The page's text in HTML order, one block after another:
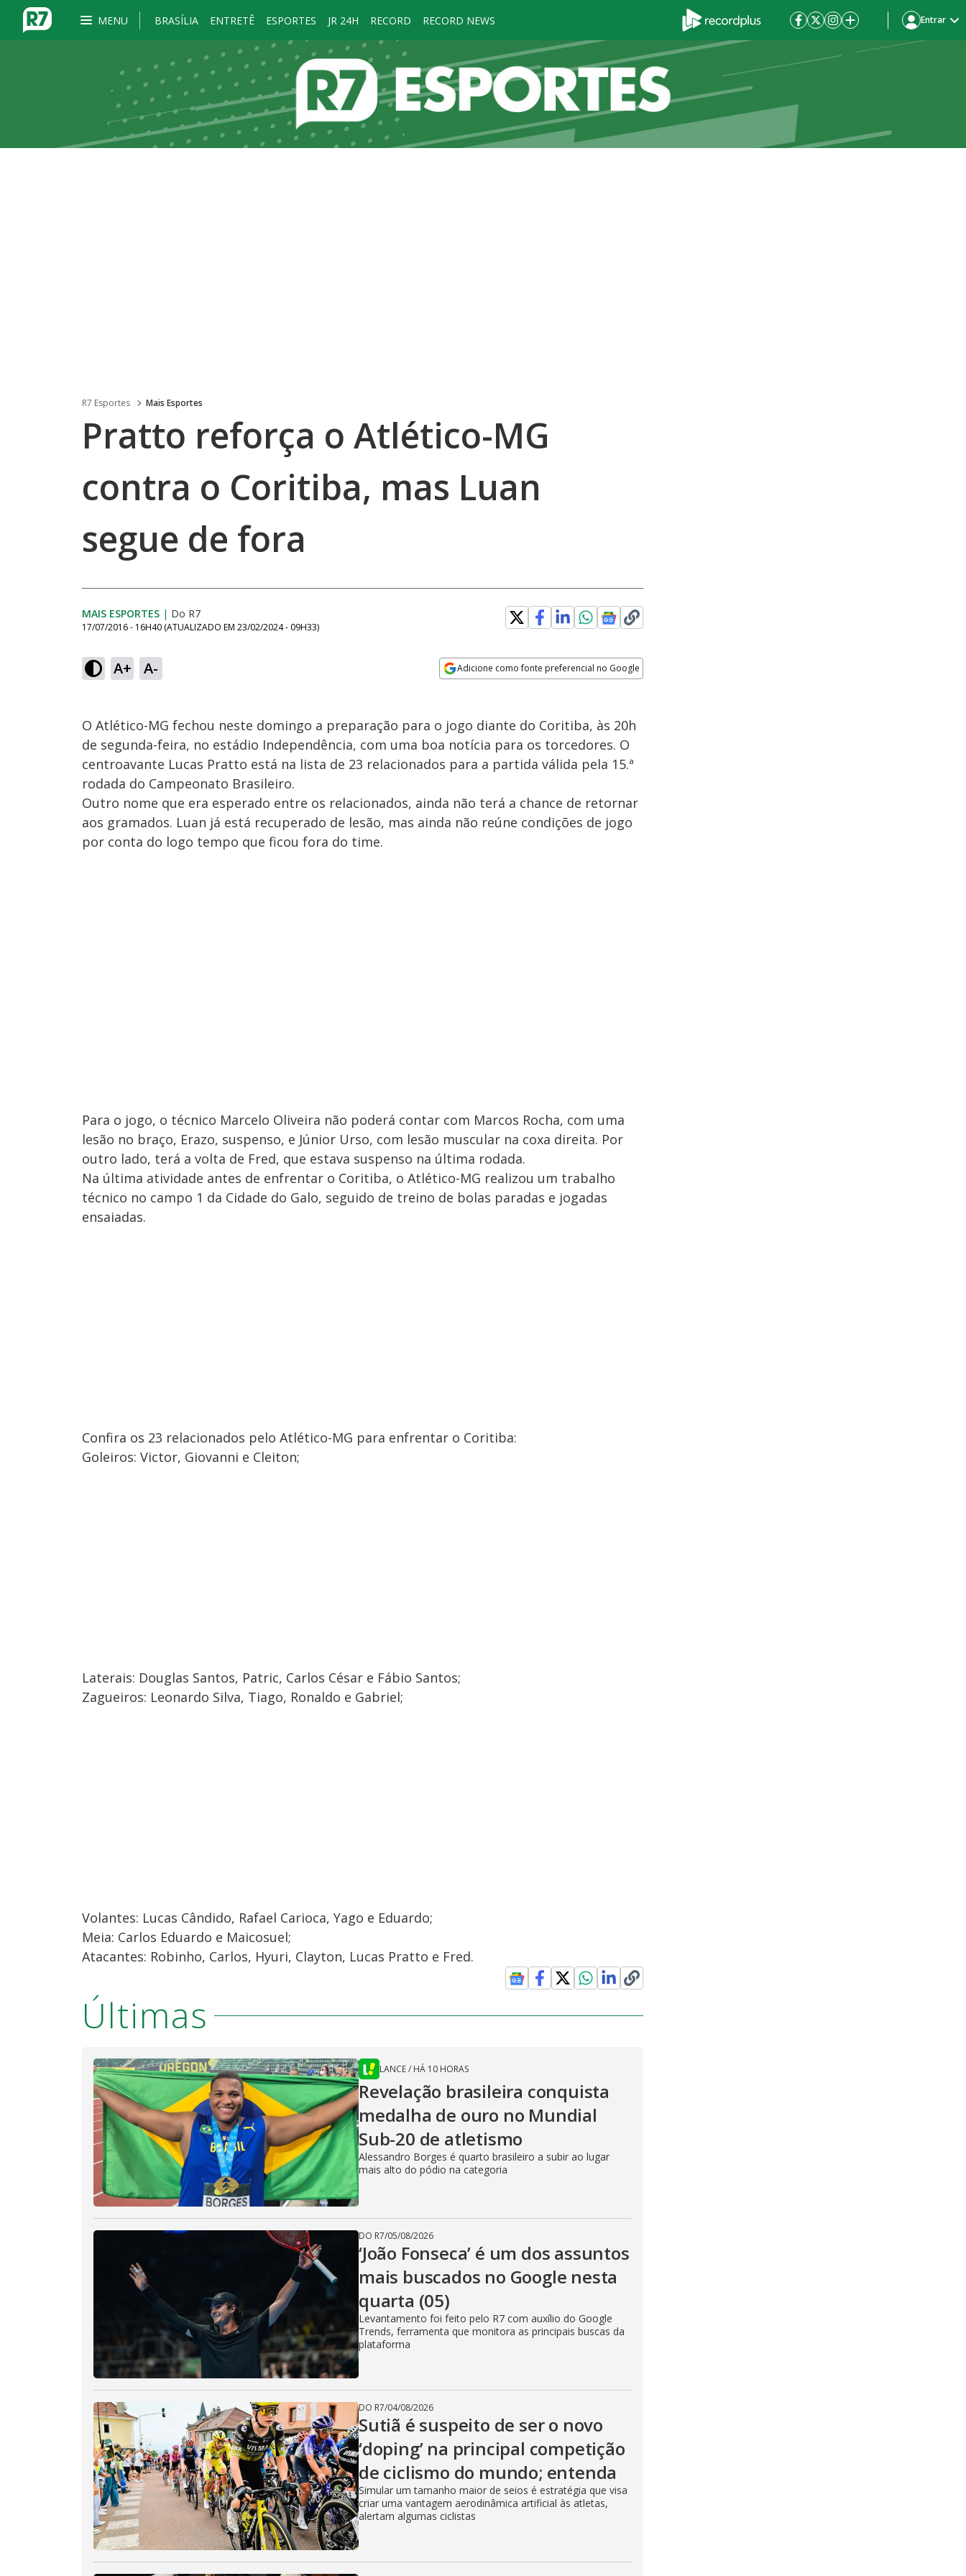
MENU BRASÍLIA ENTRETÊ ESPORTES JR 24H RECORD RECORD NEWS Entrar
R7 Esportes Mais Esportes
Pratto reforça o Atlético-MG
contra o Coritiba, mas Luan
segue de fora
MAIS ESPORTES | Do R7
17/07/2016 - 16H40 (ATUALIZADO EM 23/02/2024 - 09H33)
A+ A- Adicione como fonte preferencial no Google
O Atlético-MG fechou neste domingo a preparação para o jogo diante do Coritiba, às 20h
de segunda-feira, no estádio Independência, com uma boa notícia para os torcedores. O
centroavante Lucas Pratto está na lista de 23 relacionados para a partida válida pela 15.ª
rodada do Campeonato Brasileiro.
Outro nome que era esperado entre os relacionados, ainda não terá a chance de retornar
aos gramados. Luan já está recuperado de lesão, mas ainda não reúne condições de jogo
por conta do logo tempo que ficou fora do time.
Para o jogo, o técnico Marcelo Oliveira não poderá contar com Marcos Rocha, com uma
lesão no braço, Erazo, suspenso, e Júnior Urso, com lesão muscular na coxa direita. Por
outro lado, terá a volta de Fred, que estava suspenso na última rodada.
Na última atividade antes de enfrentar o Coritiba, o Atlético-MG realizou um trabalho
técnico no campo 1 da Cidade do Galo, seguido de treino de bolas paradas e jogadas
ensaiadas.
Confira os 23 relacionados pelo Atlético-MG para enfrentar o Coritiba:
Goleiros: Victor, Giovanni e Cleiton;
Laterais: Douglas Santos, Patric, Carlos César e Fábio Santos;
Zagueiros: Leonardo Silva, Tiago, Ronaldo e Gabriel;
Volantes: Lucas Cândido, Rafael Carioca, Yago e Eduardo;
Meia: Carlos Eduardo e Maicosuel;
Atacantes: Robinho, Carlos, Hyuri, Clayton, Lucas Pratto e Fred.
Últimas
LANCE/ HÁ 10 HORAS
Revelação brasileira conquista
medalha de ouro no Mundial
Sub-20 de atletismo
Alessandro Borges é quarto brasileiro a subir ao lugar
mais alto do pódio na categoria
DO R7/05/08/2026
‘João Fonseca’ é um dos assuntos
mais buscados no Google nesta
quarta (05)
Levantamento foi feito pelo R7 com auxílio do Google
Trends, ferramenta que monitora as principais buscas da
plataforma
DO R7/04/08/2026
Sutiã é suspeito de ser o novo
‘doping’ na principal competição
de ciclismo do mundo; entenda
Simular um tamanho maior de seios é estratégia que visa
criar uma vantagem aerodinâmica artificial às atletas,
alertam algumas ciclistas